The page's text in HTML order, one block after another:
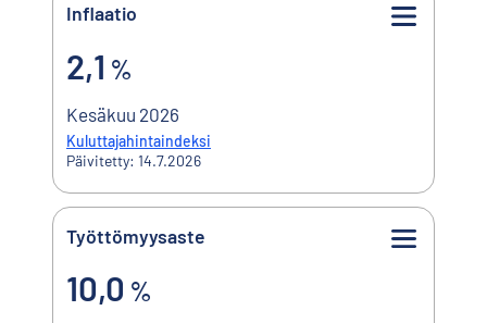
Inflaatio
2,1%
2,1 %
Kesäkuu 2026
Kuluttajahintaindeksi
Päivitetty: 14.7.2026
Työttömyysaste
10,0%
10,0 %